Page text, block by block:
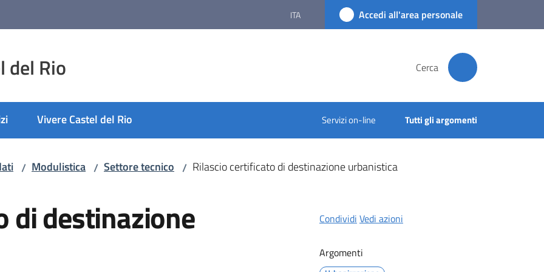
ITA Accedi all'area personale
del Rio Cerca
Vivere Castel del Rio Servizi on-line Tutti gli argomenti
/ Modulistica / Settore tecnico / Rilascio certificato di destinazione urbanistica
di destinazione
Condividi Vedi azioni
Argomenti